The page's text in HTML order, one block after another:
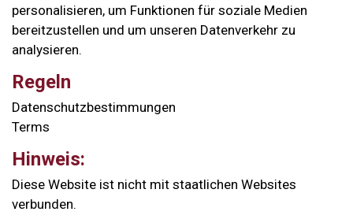
personalisieren, um Funktionen für soziale Medien
bereitzustellen und um unseren Datenverkehr zu
analysieren.
Regeln
Datenschutzbestimmungen
Terms
Hinweis:
Diese Website ist nicht mit staatlichen Websites
verbunden.